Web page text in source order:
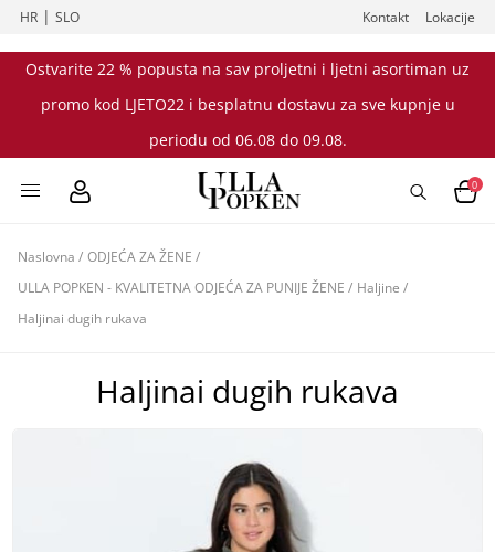
HR |SLO Kontakt Lokacije
Ostvarite 22 % popusta na sav proljetni i ljetni asortiman uz
promo kod LJETO22 i besplatnu dostavu za sve kupnje u
periodu od 06.08 do 09.08.
0
Naslovna / ODJEĆA ZA ŽENE /
ULLA POPKEN - KVALITETNA ODJEĆA ZA PUNIJE ŽENE / Haljine /
Haljinai dugih rukava
Haljinai dugih rukava